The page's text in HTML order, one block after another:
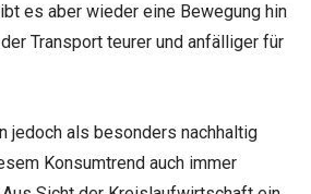
es aber wieder eine Bewegung hin
Transport teurer und anfälliger für
jedoch als besonders nachhaltig
Konsumtrend auch immer